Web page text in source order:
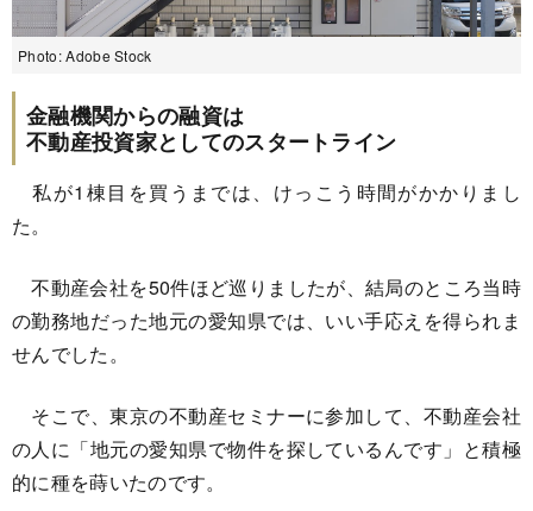
Photo: Adobe Stock
金融機関からの融資は
不動産投資家としてのスタートライン
私が1棟目を買うまでは、けっこう時間がかかりまし
た。
不動産会社を50件ほど巡りましたが、結局のところ当時
の勤務地だった地元の愛知県では、いい手応えを得られま
せんでした。
そこで、東京の不動産セミナーに参加して、不動産会社
の人に「地元の愛知県で物件を探しているんです」と積極
的に種を蒔いたのです。